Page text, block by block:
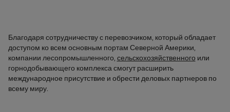
Благодаря сотрудничеству с перевозчиком, который обладает
доступом ко всем основным портам Северной Америки,
компании лесопромышленного, сельскохозяйственного или
горнодобывающего комплекса смогут расширить
международное присутствие и обрести деловых партнеров по
всему миру.